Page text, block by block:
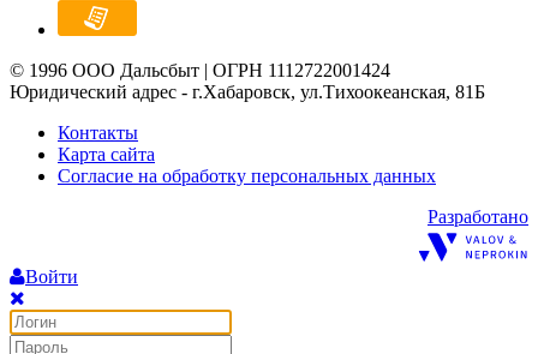
© 1996 ООО Дальсбыт | ОГРН 1112722001424
Юридический адрес - г.Хабаровск, ул.Тихоокеанская, 81Б
Контакты
Карта сайта
Согласие на обработку персональных данных
Разработано
Войти